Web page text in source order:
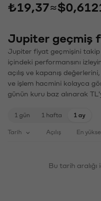
₺19,37≈
Jupiter geçmiş
Jupiter fiyat geçmişini takip
içindeki performansını
açılış ve kapanış
ve işlem hacmini kolayca
günün kuru baz alınarak
1 gün 1 hafta 1 ay
Tarih Açılış En
Bu tarih aralığı